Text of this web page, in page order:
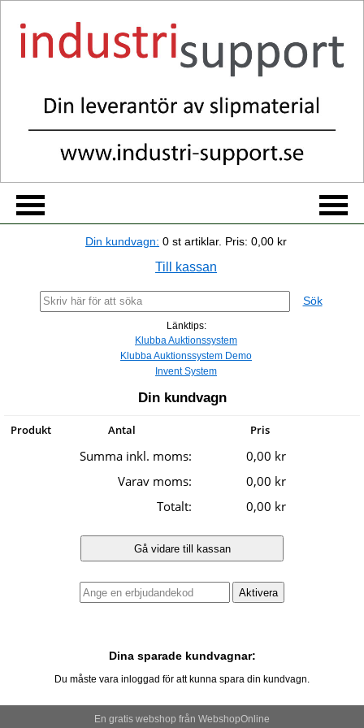
Din kundvagn: 0 st artiklar. Pris: 0,00 kr
Till kassan
Sök
Länktips:
Klubba Auktionssystem
Klubba Auktionssystem Demo
Invent System
Din kundvagn
Produkt Antal Pris
Summa inkl. moms:
0,00 kr
Varav moms:
0,00 kr
Totalt:
0,00 kr
Dina sparade kundvagnar:
Du måste vara inloggad för att kunna spara din kundvagn.
En gratis webshop från WebshopOnline